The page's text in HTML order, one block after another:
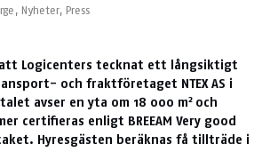
, Nyheter, Press
Logicenters tecknat ett långsiktigt
och fraktföretaget NTEX AS i
avser en yta om 18 000 m2 och
certifieras enligt BREEAM Very good
Hyresgästen beräknas få tillträde i